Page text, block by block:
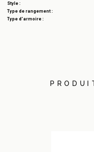
Style :
Type de rangement :
Type d'armoire :